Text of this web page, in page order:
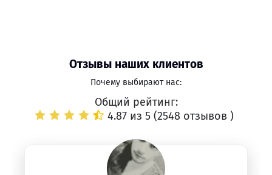
Отзывы наших клиентов
Почему выбирают нас:
Общий рейтинг:
4.87 из 5 (2548 отзывов )